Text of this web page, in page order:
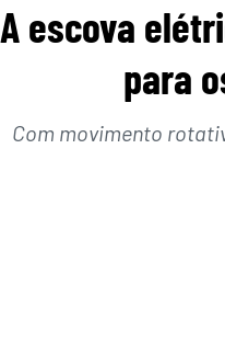
A escova
para
Com movimento